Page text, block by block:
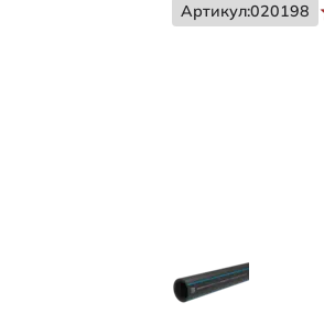
Артикул:020198